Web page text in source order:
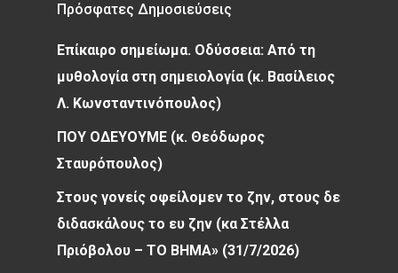
Πρόσφατες Δημοσιεύσεις
Επίκαιρο σημείωμα. Οδύσσεια: Από τη
μυθολογία στη σημειολογία (κ. Βασίλειος
Λ. Κωνσταντινόπουλος)
ΠΟΥ ΟΔΕΥΟΥΜΕ (κ. Θεόδωρος
Σταυρόπουλος)
Στους γονείς οφείλομεν το ζην, στους δε
διδασκάλους το ευ ζην (κα Στέλλα
Πριόβολου – ΤΟ ΒΗΜΑ» (31/7/2026)